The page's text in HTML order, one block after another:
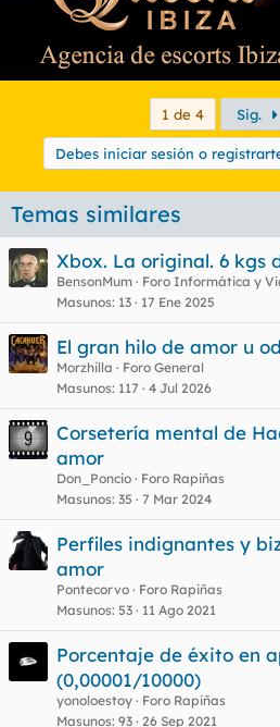
1 de 4 Sig.
Debes iniciar sesión o
Temas similares
Xbox. La original. 6 kgs
BensonMum
Foro Informática y
Masunos 13 17 Ene 2025
El gran hilo de amor u
Morzhilla
Foro General
Masunos 117 4 Jul 2026
Corsetería mental de
amor
Don_Poncio
Foro Rapiñas
Masunos 35 7 Mar 2024
Perfiles indignantes y
amor
Pontecorvo
Foro Rapiñas
Masunos 53 11 Ago 2021
Porcentaje de éxito en
(0,00001/10000)
yonoloestoy
Foro Rapiñas
Masunos 93 26 Sep 2021